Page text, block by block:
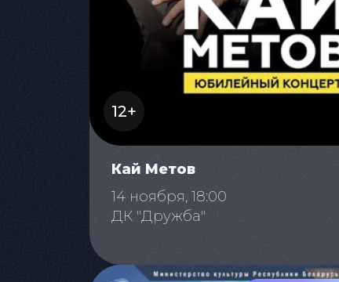
12+
Кай Метов
14 ноября, 18:00
ДК "Дружба"